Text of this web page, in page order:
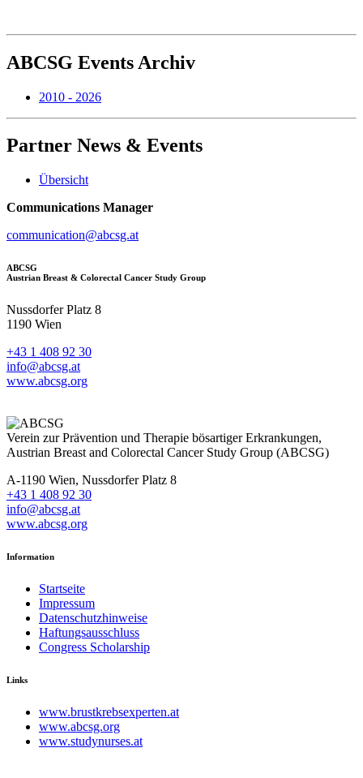
ABCSG Events Archiv
2010 - 2026
Partner News & Events
Übersicht
Communications Manager
communication@abcsg.at
ABCSG
Austrian Breast & Colorectal Cancer Study Group
Nussdorfer Platz 8
1190 Wien
+43 1 408 92 30
info@abcsg.at
www.abcsg.org
Verein zur Prävention und Therapie bösartiger Erkrankungen,
Austrian Breast and Colorectal Cancer Study Group (ABCSG)
A-1190 Wien, Nussdorfer Platz 8
+43 1 408 92 30
info@abcsg.at
www.abcsg.org
Information
Startseite
Impressum
Datenschutzhinweise
Haftungsausschluss
Congress Scholarship
Links
www.brustkrebsexperten.at
www.abcsg.org
www.studynurses.at